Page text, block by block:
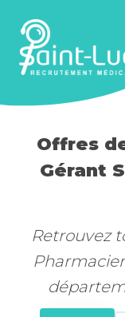
Offres
Gérant
Retrouvez